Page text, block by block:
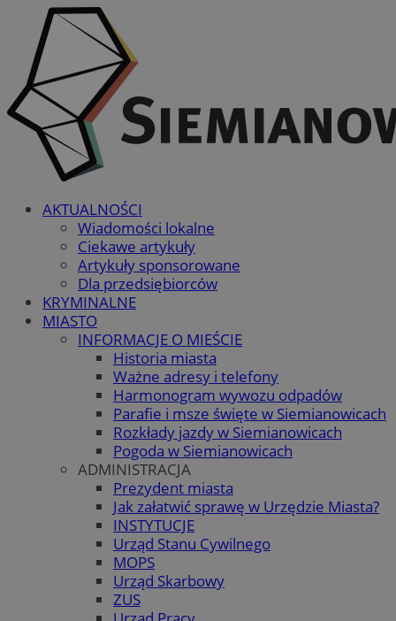
AKTUALNOŚCI
Wiadomości lokalne
Ciekawe artykuły
Artykuły sponsorowane
Dla przedsiębiorców
KRYMINALNE
MIASTO
INFORMACJE O MIEŚCIE
Historia miasta
Ważne adresy i telefony
Harmonogram wywozu odpadów
Parafie i msze święte w Siemianowicach
Rozkłady jazdy w Siemianowicach
Pogoda w Siemianowicach
ADMINISTRACJA
Prezydent miasta
Jak załatwić sprawę w Urzędzie Miasta?
INSTYTUCJE
Urząd Stanu Cywilnego
MOPS
Urząd Skarbowy
ZUS